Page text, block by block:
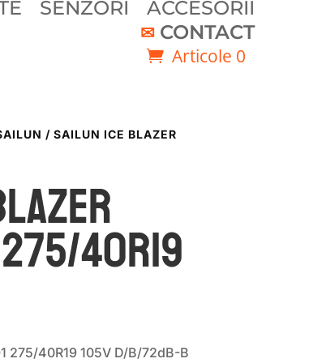
SENZORI
ACCESORII
CONTACT
Articole 0
/ SAILUN ICE BLAZER
40R19
275/40R19 105V D/B/72dB-B